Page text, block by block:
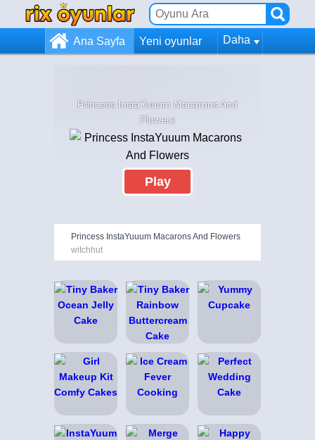
Ana Sayfa Yeni oyunlar Daha
Princess InstaYuuum Macarons And
Flowers
Play
Princess InstaYuuum Macarons And Flowers
witchhut